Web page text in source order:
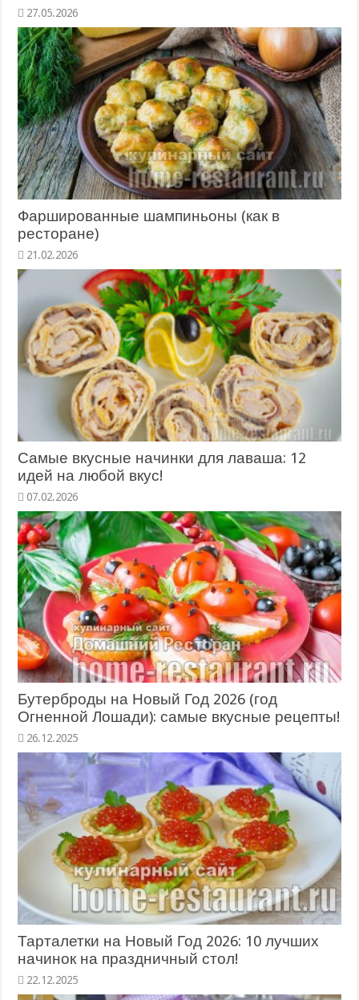
27.05.2026
Фаршированные шампиньоны (как в
ресторане)
21.02.2026
Самые вкусные начинки для лаваша: 12
идей на любой вкус!
07.02.2026
Бутерброды на Новый Год 2026 (год
Огненной Лошади): самые вкусные рецепты!
26.12.2025
Тарталетки на Новый Год 2026: 10 лучших
начинок на праздничный стол!
22.12.2025